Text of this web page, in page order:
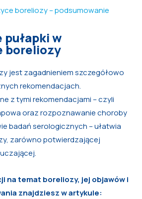
boreliozy – podsumowanie
w
boreliozy
jest zagadnieniem szczegółowo
rekomendacjach.
z tymi rekomendacjami – czyli
oraz rozpoznawanie choroby
badań serologicznych – ułatwia
zarówno potwierdzającej
na temat boreliozy, jej objawów i
znajdziesz w artykule: